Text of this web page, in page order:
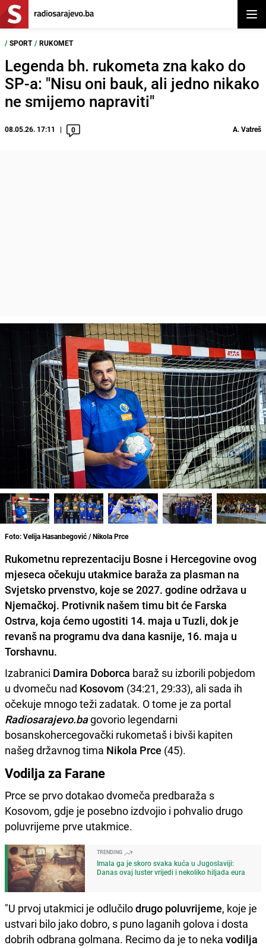
/ SPORT / RUKOMET
Legenda bh. rukometa zna kako do
SP-a: "Nisu oni bauk, ali jedno nikako
ne smijemo napraviti"
08.05.26. 17:11 0 A. Vatreš
Foto: Velija Hasanbegović / Nikola Prce
Rukometnu reprezentaciju Bosne i Hercegovine ovog
mjeseca očekuju utakmice baraža za plasman na
Svjetsko prvenstvo, koje se 2027. godine održava u
Njemačkoj. Protivnik našem timu bit će Farska
Ostrva, koja ćemo ugostiti 14. maja u Tuzli, dok je
revanš na programu dva dana kasnije, 16. maja u
Torshavnu.
Izabranici Damira Doborca baraž su izborili pobjedom
u dvomeču nad Kosovom (34:21, 29:33), ali sada ih
očekuje mnogo teži zadatak. O tome je za portal
Radiosarajevo.bagovorio legendarni
bosanskohercegovački rukometaš i bivši kapiten
našeg državnog tima Nikola Prce (45).
Vodilja za Farane
Prce se prvo dotakao dvomeča predbaraža s
Kosovom, gdje je posebno izdvojio i pohvalio drugo
poluvrijeme prve utakmice.
TRENDING
Imala ga je skoro svaka kuća u Jugoslaviji:
Danas ovaj luster vrijedi i nekoliko hiljada eura
"U prvoj utakmici je odlučilodrugo poluvrijeme, koje je
ustvari bilo jako dobro, s puno laganih golova i dosta
dobrih odbrana golmana. Recimo da je to neka vodilja